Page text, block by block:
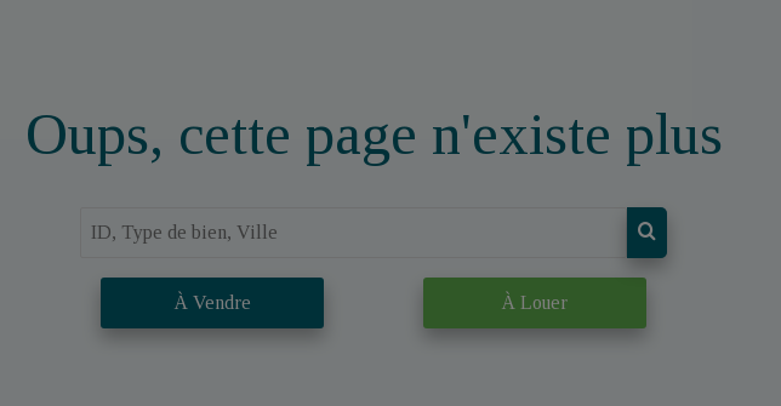
Oups, cette page n'existe plus
À Vendre À Louer